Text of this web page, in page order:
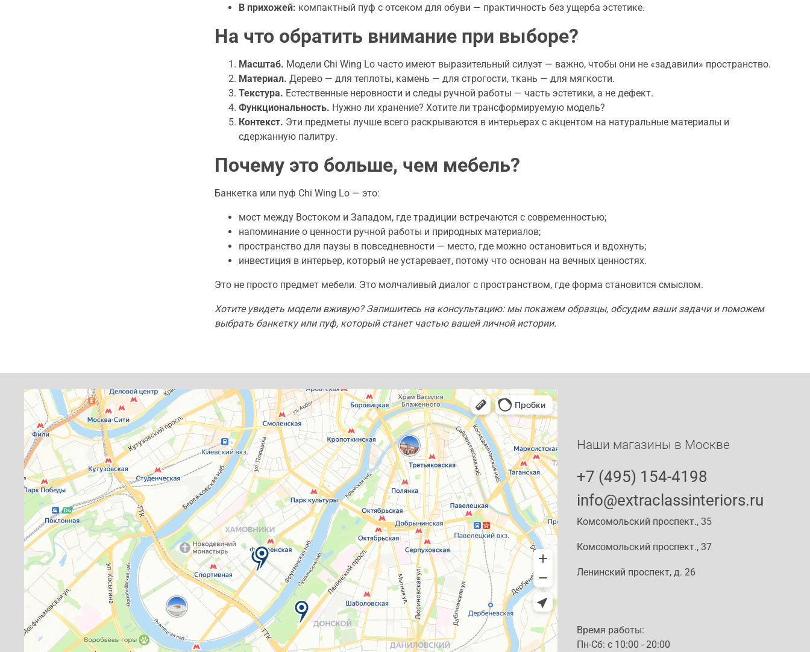
В прихожей: компактный пуф с отсеком для обуви — практичность без ущерба эстетике.
На что обратить внимание при выборе?
Масштаб. Модели Chi Wing Lo часто имеют выразительный силуэт — важно, чтобы они не «задавили» пространство.
Материал. Дерево — для теплоты, камень — для строгости, ткань — для мягкости.
Текстура. Естественные неровности и следы ручной работы — часть эстетики, а не дефект.
Функциональность. Нужно ли хранение? Хотите ли трансформируемую модель?
Контекст. Эти предметы лучше всего раскрываются в интерьерах с акцентом на натуральные материалы и
сдержанную палитру.
Почему это больше, чем мебель?
Банкетка или пуф Chi Wing Lo — это:
мост между Востоком и Западом, где традиции встречаются с современностью;
напоминание о ценности ручной работы и природных материалов;
пространство для паузы в повседневности — место, где можно остановиться и вдохнуть;
инвестиция в интерьер, который не устаревает, потому что основан на вечных ценностях.
Это не просто предмет мебели. Это молчаливый диалог с пространством, где форма становится смыслом.
Хотите увидеть модели вживую? Запишитесь на консультацию: мы покажем образцы, обсудим ваши задачи и поможем
выбрать банкетку или пуф, который станет частью вашей личной истории.
Наши магазины в Москве
+7 (495) 154-4198
info@extraclassinteriors.ru
Комсомольский проспект., 35
Комсомольский проспект., 37
Ленинский проспект, д. 26
Время работы:
Пн-Сб: c 10:00 - 20:00